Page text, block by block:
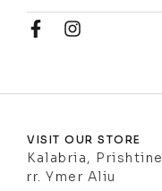
VISIT OUR STORE
Kalabria, Prishtine
rr. Ymer Aliu